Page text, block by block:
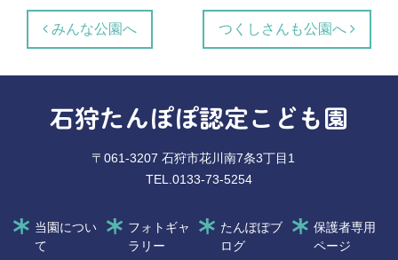
投稿ナビゲーション
みんな公園へ つくしさんも公園へ
石狩たんぽぽ認定こども園
〒061-3207 石狩市花川南7条3丁目1
TEL.0133-73-5254
当園につい
て
フォトギャ
ラリー
たんぽぽブ
ログ
保護者専用
ページ